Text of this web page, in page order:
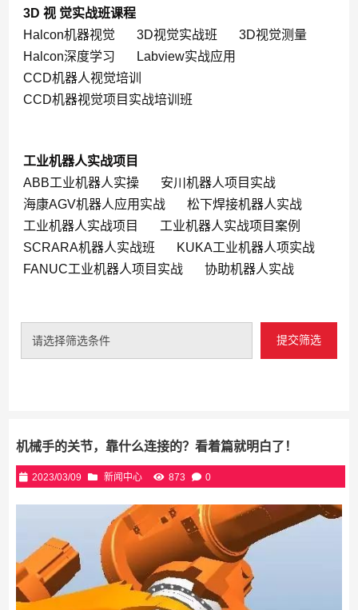
3D 视 觉实战班课程
Halcon机器视觉
3D视觉实战班
3D视觉测量
Halcon深度学习
Labview实战应用
CCD机器人视觉培训
CCD机器视觉项目实战培训班
工业机器人实战项目
ABB工业机器人实操
安川机器人项目实战
海康AGV机器人应用实战
松下焊接机器人实战
工业机器人实战项目
工业机器人实战项目案例
SCRARA机器人实战班
KUKA工业机器人项实战
FANUC工业机器人项目实战
协助机器人实战
请选择筛选条件 提交筛选
机械手的关节，靠什么连接的？看着篇就明白了！
2023/03/09 新闻中心 873 0